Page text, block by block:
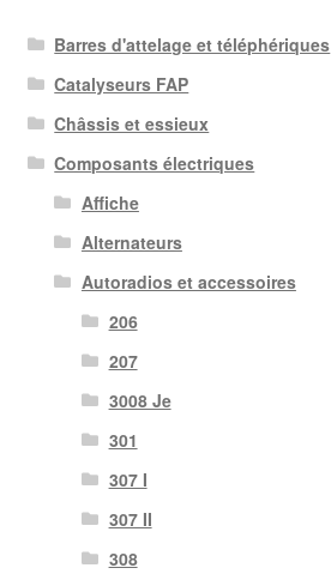
Barres d'attelage et téléphériques
Catalyseurs FAP
Châssis et essieux
Composants électriques
Affiche
Alternateurs
Autoradios et accessoires
206
207
3008 Je
301
307 I
307 II
308